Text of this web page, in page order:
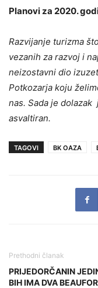
Planovi za 2020.
Razvijanje turizma
vezanih za razvoj i
neizostavni dio
Potkozarja koju
nas. Sada je
asvaltiran.
TAGOVI BK OAZA
Prethodni članak
PRIJEDORČANIN
BIH IMA DVA